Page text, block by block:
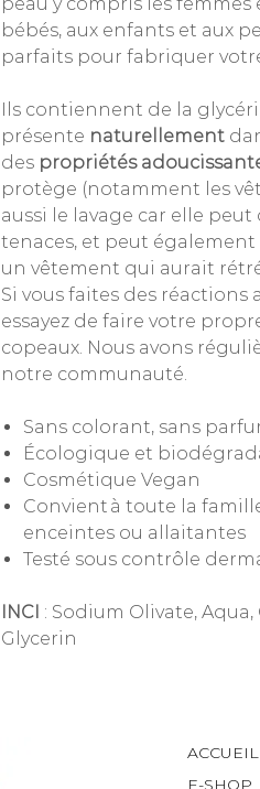
peau y compris les
bébés, aux enfants et aux
parfaits pour fabriquer
Ils contiennent de la
présente naturellement
des propriétés
protège (notamment les
aussi le lavage car elle
tenaces, et peut également
un vêtement qui aurait
Si vous faites des réactions
essayez de faire votre
copeaux. Nous avons
notre communauté.
Sans colorant, sans
Écologique et
Cosmétique Vegan
Convient à toute la
enceintes ou allaitantes
Testé sous contrôle
INCI : Sodium Olivate,
Glycerin
ACCUEIL